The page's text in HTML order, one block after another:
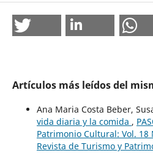
Artículos más leídos del
Ana Maria Costa Beber,
vida diaria y la comida ,
Patrimonio Cultural: Vol. 18
Revista de Turismo y